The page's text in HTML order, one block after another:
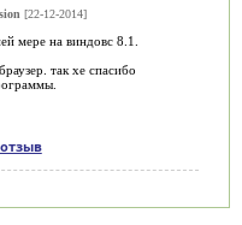
[22-12-2014]
мере на виндовс 8.1.
так хе спасибо